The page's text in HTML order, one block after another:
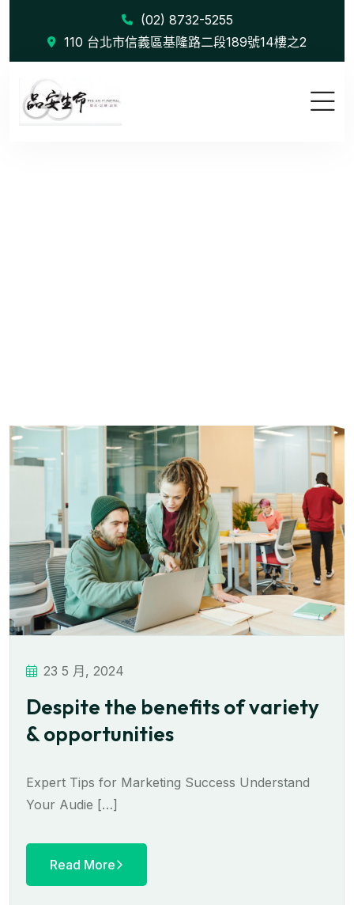
(02) 8732-5255
110 台北市信義區基隆路二段189號14樓之2
23 5 月, 2024
Despite the benefits of variety
& opportunities
Expert Tips for Marketing Success Understand
Your Audie […]
Read More